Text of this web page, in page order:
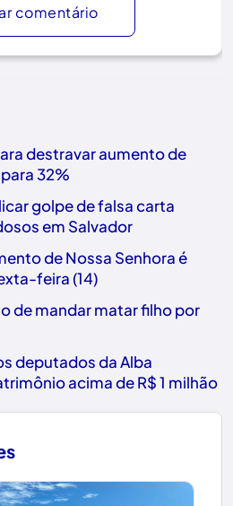
comentário
destravar aumento de
32%
golpe de falsa carta
em Salvador
de Nossa Senhora é
feira (14)
de mandar matar filho por
deputados da Alba
acima de R$ 1 milhão